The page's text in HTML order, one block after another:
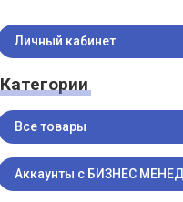
Личный кабинет
Категории
Все товары
Аккаунты с БИЗНЕС